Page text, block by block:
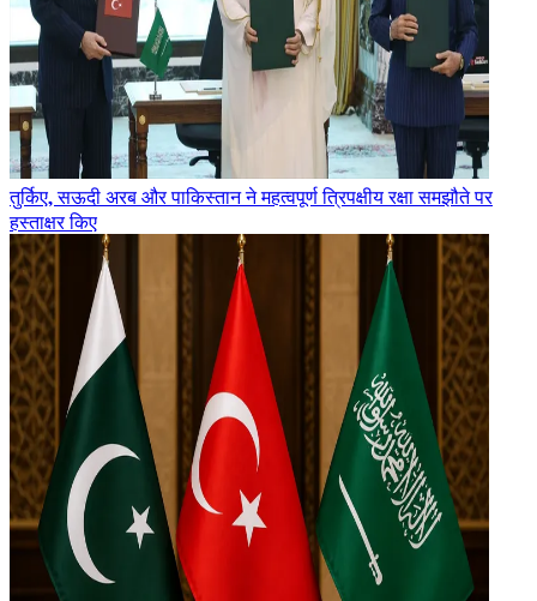
तुर्किए, सऊदी अरब और पाकिस्तान ने महत्वपूर्ण त्रिपक्षीय रक्षा समझौते पर
हस्ताक्षर किए